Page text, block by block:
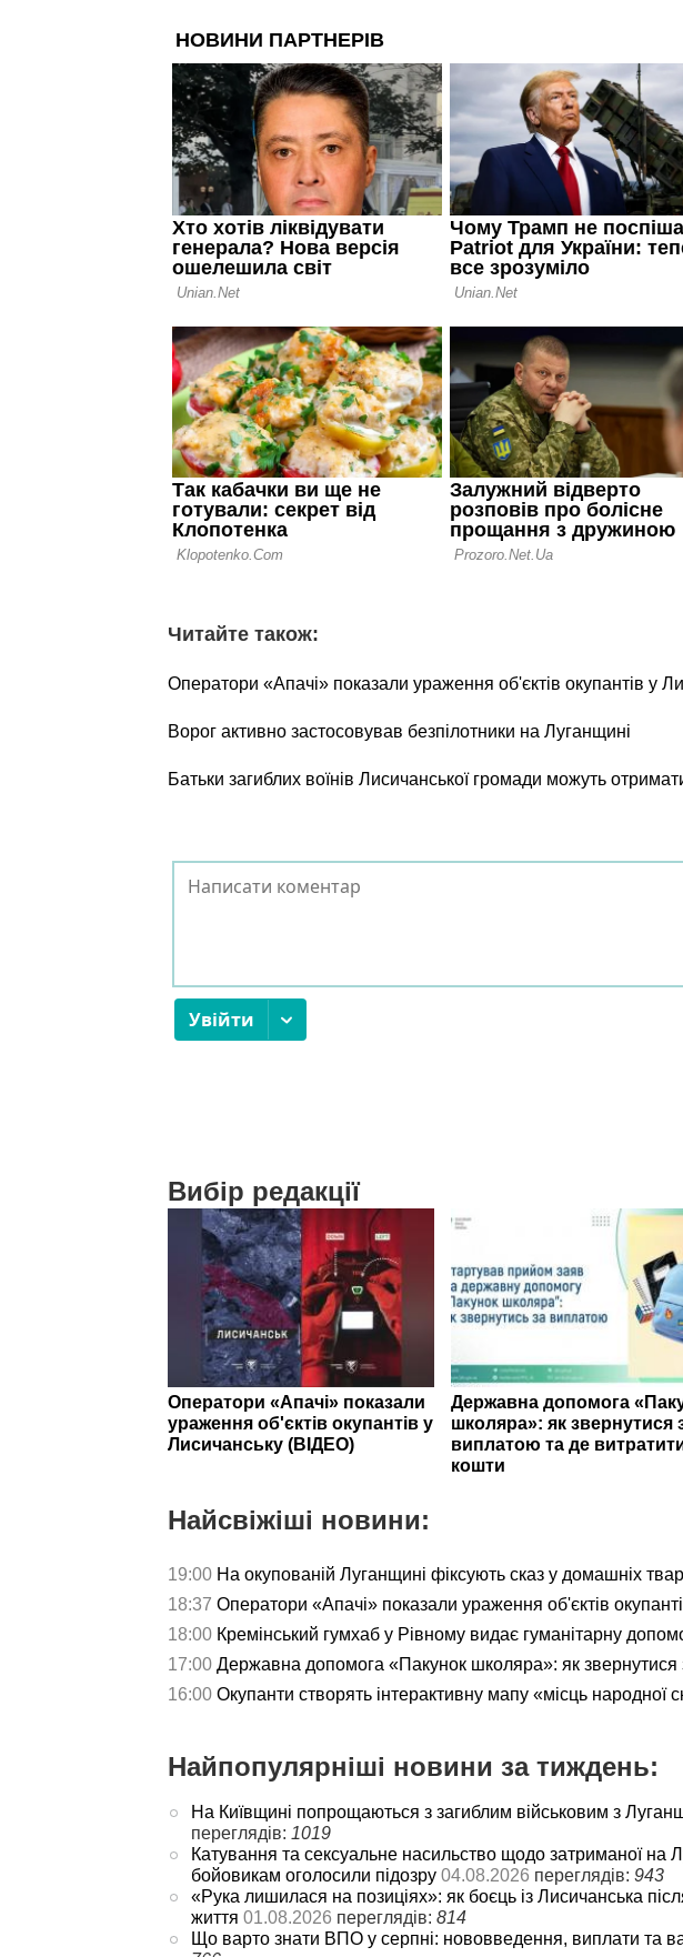
Читайте також:
Оператори «Апачі» показали ураження об'єктів окупантів у
Ворог активно застосовував безпілотники на Луганщині
Батьки загиблих воїнів Лисичанської громади можуть
Вибір редакції
Оператори «Апачі» показали
ураження об'єктів окупантів у
Лисичанську (ВІДЕО)
Державна допомога
школяра»: як звернутися
виплатою та де
кошти
Найсвіжіші новини:
19:00 На окупованій Луганщині фіксують сказ у домашніх
18:37 Оператори «Апачі» показали ураження об'єктів
18:00 Кремінський гумхаб у Рівному видає гуманітарну
17:00 Державна допомога «Пакунок школяра»: як звернутися
16:00 Окупанти створять інтерактивну мапу «місць народної
Найпопулярніші новини за тиждень:
На Київщині попрощаються з загиблим військовим з
переглядів: 1019
Катування та сексуальне насильство щодо затриманої на
бойовикам оголосили підозру 04.08.2026 переглядів: 943
«Рука лишилася на позиціях»: як боєць із Лисичанська
життя 01.08.2026 переглядів: 814
Що варто знати ВПО у серпні: нововведення, виплати та